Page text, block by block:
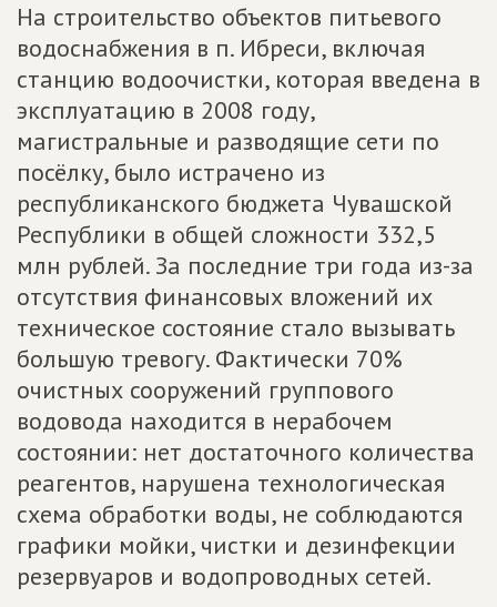
На строительство объектов питьевого
водоснабжения в п. Ибреси, включая
станцию водоочистки, которая введена в
эксплуатацию в 2008 году,
магистральные и разводящие сети по
посёлку, было истрачено из
республиканского бюджета Чувашской
Республики в общей сложности 332,5
млн рублей. За последние три года из-за
отсутствия финансовых вложений их
техническое состояние стало вызывать
большую тревогу. Фактически 70%
очистных сооружений группового
водовода находится в нерабочем
состоянии: нет достаточного количества
реагентов, нарушена технологическая
схема обработки воды, не соблюдаются
графики мойки, чистки и дезинфекции
резервуаров и водопроводных сетей.